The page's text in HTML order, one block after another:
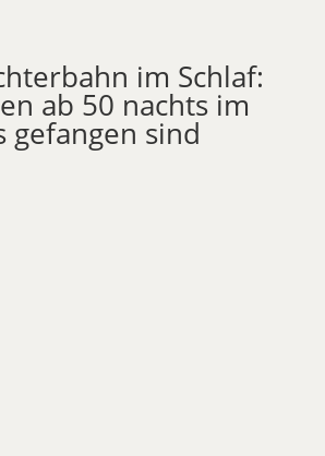
im Schlaf:
ab 50 nachts im
gefangen sind